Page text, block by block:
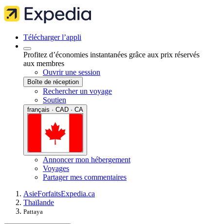
Télécharger l’appli
Profitez d’économies instantanées grâce aux prix réservés
aux membres
Ouvrir une session
Boîte de réception
Rechercher un voyage
Soutien
français · CAD · CA
Annoncer mon hébergement
Voyages
Partager mes commentaires
AsieForfaitsExpedia.ca
Thaïlande
Pattaya